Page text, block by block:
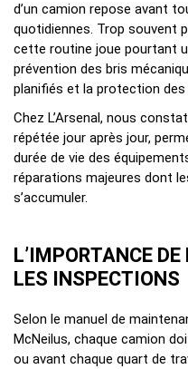
d’un camion repose avant
quotidiennes. Trop souvent
cette routine joue pourtant
prévention des bris
planifiés et la protection des
Chez L’Arsenal, nous
répétée jour après jour,
durée de vie des
réparations majeures dont
s’accumuler.
L’IMPORTANCE
LES INSPECTIONS
Selon le manuel de
McNeilus, chaque camion
ou avant chaque quart de